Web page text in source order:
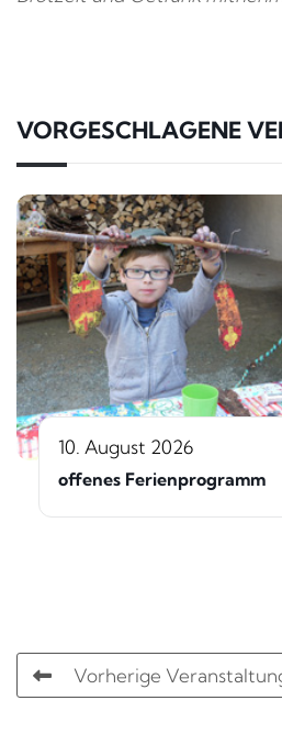
VORGESCHLAGENE
10. August 2026
offenes Ferienprogramm
Vorherige